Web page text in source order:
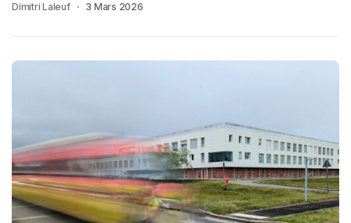
Dimitri Laleuf 3 Mars 2026